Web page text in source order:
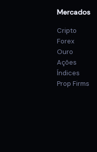
Mercados
Cripto
Forex
Ouro
Ações
Índices
Prop Firms